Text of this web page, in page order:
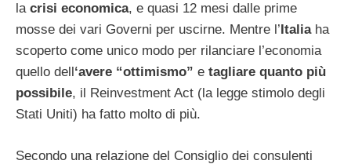
la crisi economica, e quasi 12 mesi dalle prime
mosse dei vari Governi per uscirne. Mentre l’ Italia ha
scoperto come unico modo per rilanciare l’economia
quello dell ‘avere “ottimismo” e tagliare quanto più
possibile, il Reinvestment Act (la legge stimolo degli
Stati Uniti) ha fatto molto di più.
Secondo una relazione del Consiglio dei consulenti